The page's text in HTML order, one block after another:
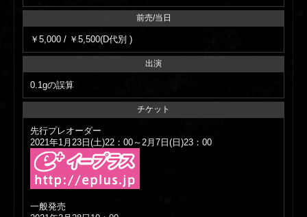
前売/当日
￥5,000 / ￥5,500(D代別 )
出演
0.1gの誤算
チケット
先行プレオーダー
2021年1月23日(土)22：00～2月7日(日)23：00
一般発売